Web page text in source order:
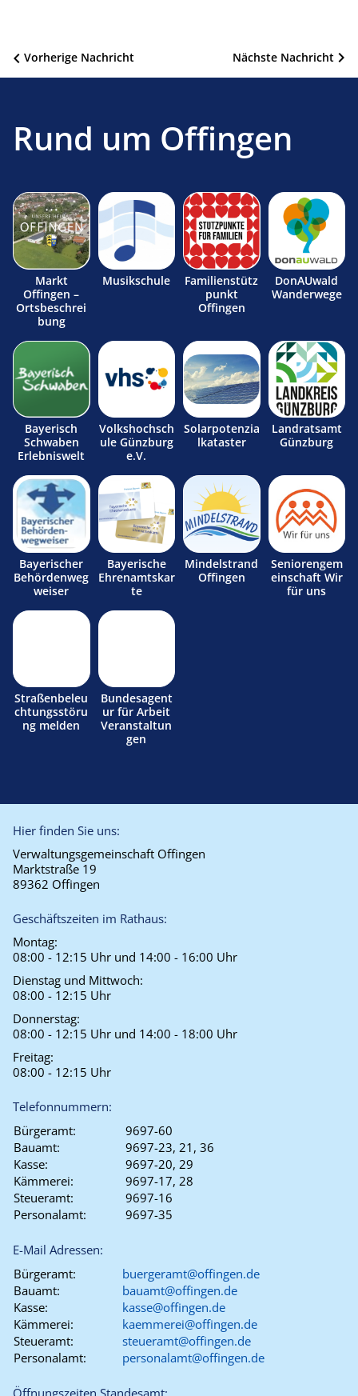
Beitragsnavigation Nächste Nachricht
Vorherige Nachricht
Rund um Offingen
Markt
Offingen –
Ortsbeschrei
bung
Musikschule
Familienstütz
punkt
Offingen
DonAUwald
Wanderwege
Bayerisch
Schwaben
Erlebniswelt
Volkshochsch
ule Günzburg
e.V.
Solarpotenzia
lkataster
Landratsamt
Günzburg
Bayerischer
Behördenweg
weiser
Bayerische
Ehrenamtskar
te
Mindelstrand
Offingen
Seniorengem
einschaft Wir
für uns
Straßenbeleu
chtungsstöru
ng melden
Bundesagent
ur für Arbeit
Veranstaltun
gen
Hier finden Sie uns:
Verwaltungsgemeinschaft Offingen
Marktstraße 19
89362 Offingen
Geschäftszeiten im Rathaus:
Montag:
08:00 - 12:15 Uhr und 14:00 - 16:00 Uhr
Dienstag und Mittwoch:
08:00 - 12:15 Uhr
Donnerstag:
08:00 - 12:15 Uhr und 14:00 - 18:00 Uhr
Freitag:
08:00 - 12:15 Uhr
Telefonnummern:
Bürgeramt:
9697-60
Bauamt:
9697-23, 21, 36
Kasse:
9697-20, 29
Kämmerei:
9697-17, 28
Steueramt:
9697-16
Personalamt:
9697-35
E-Mail Adressen:
Bürgeramt:
buergeramt@offingen.de
Bauamt:
bauamt@offingen.de
Kasse:
kasse@offingen.de
Kämmerei:
kaemmerei@offingen.de
Steueramt:
steueramt@offingen.de
Personalamt:
personalamt@offingen.de
Öffnungszeiten Standesamt: